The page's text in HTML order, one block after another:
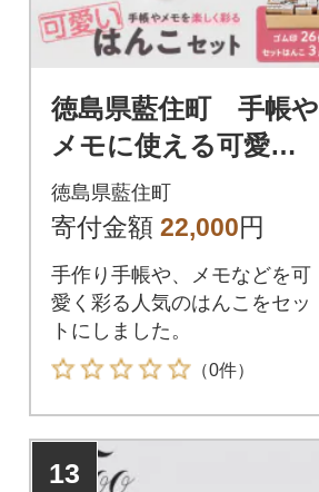
徳島県藍住町 手帳や
メモに使える可愛い
はんこセット
徳島県藍住町
寄付金額 22,000円
手作り手帳や、メモなどを可
愛く彩る人気のはんこをセッ
トにしました。
（0件）
13